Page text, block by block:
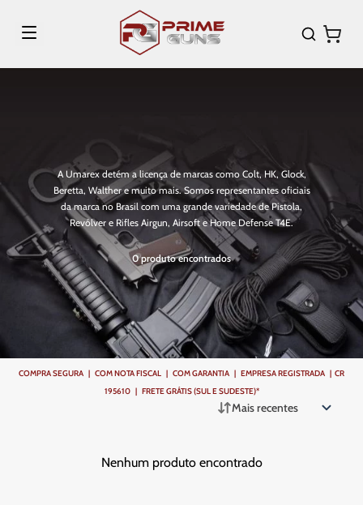
A Umarex detém a licença de marcas como Colt, HK, Glock,
Beretta, Walther e muito mais. Somos representantes oficiais
da marca no Brasil com uma grande variedade de Pistola,
Revólver e Rifles Airgun, Airsoft e Home Defense T4E.
0produto
COMPRA SEGURA | COM NOTA FISCAL | COM GARANTIA | EMPRESA REGISTRADA | CR
195610 | FRETE GRÁTIS (SUL E SUDESTE)*
Mais recentes
Nenhum produto encontrado